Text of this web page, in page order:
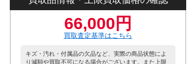
66,000円
買取査定基準はこちら
キズ・汚れ・付属品の欠品など、実際の商品状態によ
り減額や買取不可になる場合がございます。また上限